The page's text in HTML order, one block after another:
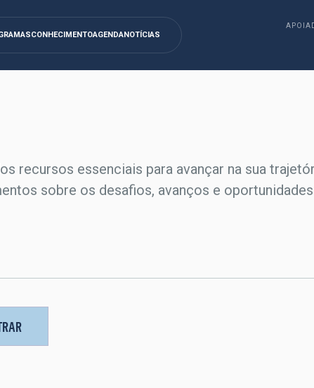
CONHECIMENTOAGENDANOTÍCIAS
recursos essenciais para avançar na sua
sobre os desafios, avanços e